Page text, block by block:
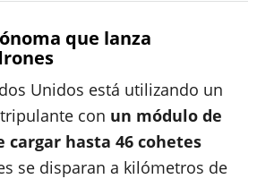
que lanza
Unidos está utilizando un
con un módulo de
cargar hasta 46 cohetes
se disparan a kilómetros de